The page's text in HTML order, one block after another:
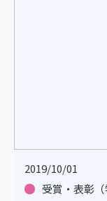
2019/10/01
受賞・表彰（